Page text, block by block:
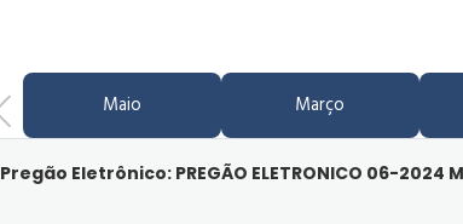
Maio Março
Pregão Eletrônico: PREGÃO ELETRONICO 06-2024